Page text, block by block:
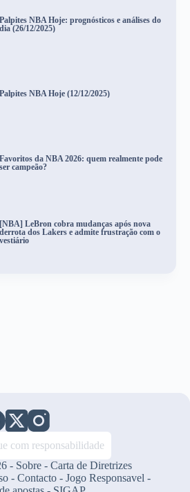
Palpites NBA Hoje: prognósticos e análises do
dia (26/12/2025)
Palpites NBA Hoje (12/12/2025)
Favoritos da NBA 2026: quem realmente pode
ser campeão?
[NBA] LeBron cobra mudanças após nova
derrota dos Lakers e admite frustração com o
vestiário
com responsabilidade
- Sobre -Carta de Diretrizes
- Contacto- Jogo Responsavel -